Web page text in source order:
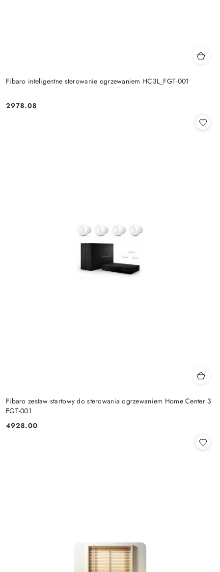
Fibaro inteligentne sterowanie ogrzewaniem HC3L_FGT-001
Cena:
2978.08
Fibaro zestaw startowy do sterowania ogrzewaniem Home Center 3
FGT-001
Cena:
4928.00